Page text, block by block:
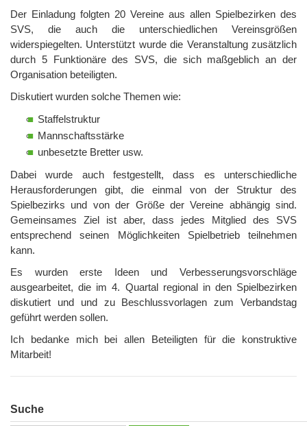
Der Einladung folgten 20 Vereine aus allen Spielbezirken des
SVS, die auch die unterschiedlichen Vereinsgrößen
widerspiegelten. Unterstützt wurde die Veranstaltung zusätzlich
durch 5 Funktionäre des SVS, die sich maßgeblich an der
Organisation beteiligten.
Diskutiert wurden solche Themen wie:
Staffelstruktur
Mannschaftsstärke
unbesetzte Bretter usw.
Dabei wurde auch festgestellt, dass es unterschiedliche
Herausforderungen gibt, die einmal von der Struktur des
Spielbezirks und von der Größe der Vereine abhängig sind.
Gemeinsames Ziel ist aber, dass jedes Mitglied des SVS
entsprechend seinen Möglichkeiten Spielbetrieb teilnehmen
kann.
Es wurden erste Ideen und Verbesserungsvorschläge
ausgearbeitet, die im 4. Quartal regional in den Spielbezirken
diskutiert und und zu Beschlussvorlagen zum Verbandstag
geführt werden sollen.
Ich bedanke mich bei allen Beteiligten für die konstruktive
Mitarbeit!
Suche